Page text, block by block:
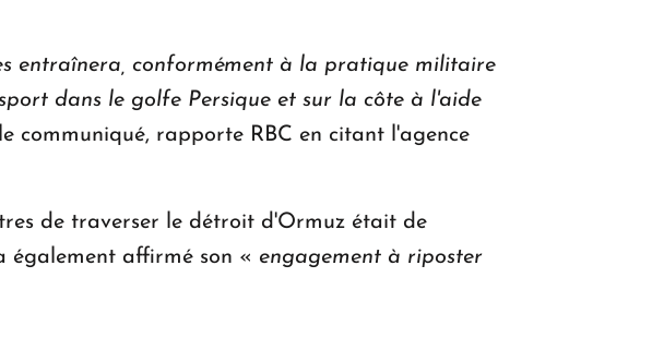
entraînera, conformément à la pratique militaire
dans le golfe Persique et sur la côte à l'aide
communiqué, rapporte RBC en citant l'agence
de traverser le détroit d'Ormuz était de
également affirmé son « engagement à riposter